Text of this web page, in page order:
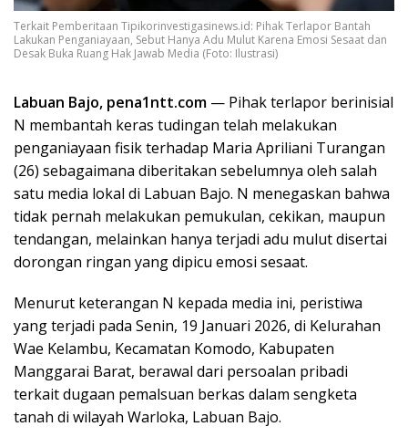
Terkait Pemberitaan Tipikorinvestigasinews.id: Pihak Terlapor Bantah
Lakukan Penganiayaan, Sebut Hanya Adu Mulut Karena Emosi Sesaat dan
Desak Buka Ruang Hak Jawab Media (Foto: Ilustrasi)
Labuan Bajo, pena1ntt.com — Pihak terlapor berinisial
N membantah keras tudingan telah melakukan
penganiayaan fisik terhadap Maria Apriliani Turangan
(26) sebagaimana diberitakan sebelumnya oleh salah
satu media lokal di Labuan Bajo. N menegaskan bahwa
tidak pernah melakukan pemukulan, cekikan, maupun
tendangan, melainkan hanya terjadi adu mulut disertai
dorongan ringan yang dipicu emosi sesaat.
Menurut keterangan N kepada media ini, peristiwa
yang terjadi pada Senin, 19 Januari 2026, di Kelurahan
Wae Kelambu, Kecamatan Komodo, Kabupaten
Manggarai Barat, berawal dari persoalan pribadi
terkait dugaan pemalsuan berkas dalam sengketa
tanah di wilayah Warloka, Labuan Bajo.